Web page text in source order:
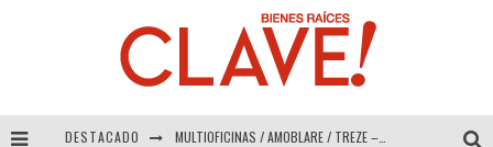
DESTACADO MULTIOFICINAS / AMOBLARE / TREZE – Especial Interiorismo & Decoración 2026